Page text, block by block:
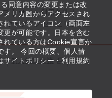
同意内容の変更または改
メリカ圏からアクセスされ
れているアイコン（画面左
更が可能です。日本を含む
れている方はCookie宣言か
す。 今回の概要、個人情
サイトポリシー・利用規約
プ
サイト利用条件
ウェブアクセシビリティ
個人情報保護